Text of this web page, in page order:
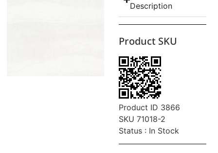
Description
Product SKU
Product ID 3866
SKU 71018-2
Status : In Stock